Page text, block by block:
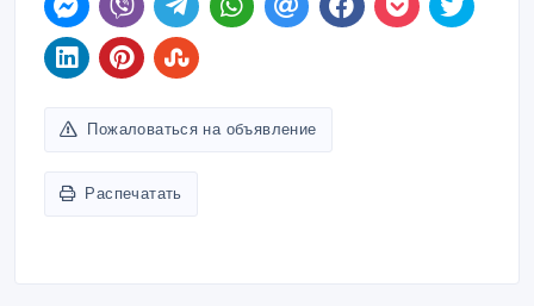
Пожаловаться на объявление
Распечатать